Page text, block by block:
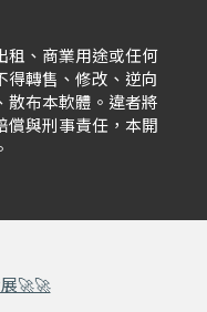
租、商業用途或任何
得轉售、修改、逆向
散布本軟體。違者將
償與刑事責任，本開
🚀🚀